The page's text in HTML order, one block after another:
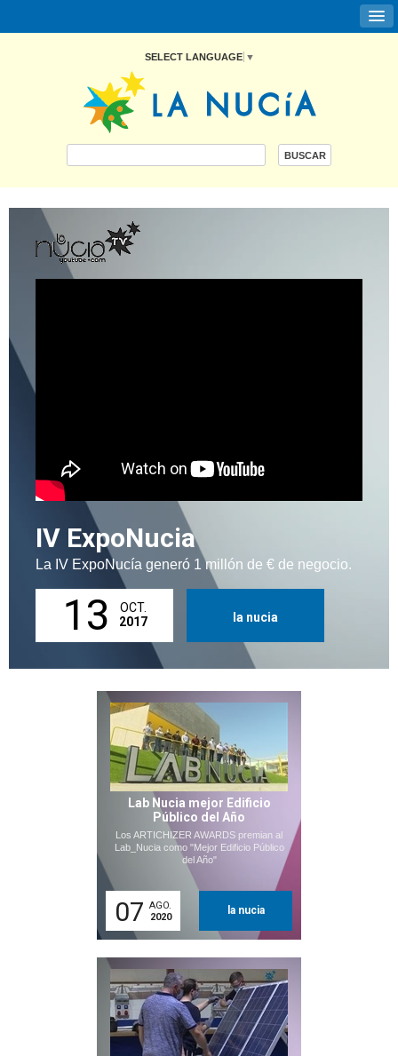
SELECT LANGUAGE ▼
IV ExpoNucia
La IV ExpoNucía generó 1 millón de € de negocio.
13
OCT.
2017
la nucia
Lab Nucia mejor Edificio
Público del Año
Los ARTICHIZER AWARDS premian al
Lab_Nucia como "Mejor Edificio Público
del Año"
07 AGO.
2020
la nucia